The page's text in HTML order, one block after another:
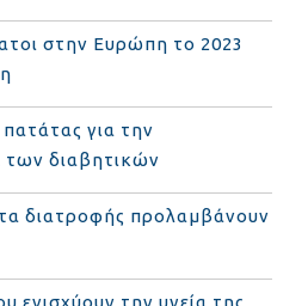
στην Ευρώπη το 2023
για την
των διαβητικών
διατροφής προλαμβάνουν